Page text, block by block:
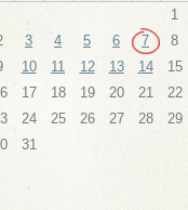
1
3 4 5 6 7
8
10 11 12 13 14
15
17 18 19 20 21
22
24 25 26 27 28
29
31